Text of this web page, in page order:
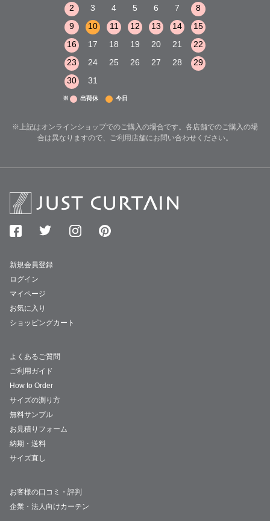
2
3 4 5 6 7
8
9
10 11 12 13 14
15
16
17 18 19 20 21
22
23
24 25 26 27 28
29
30
31
※ 出荷休 今日
※上記はオンラインショップでのご購入の場合です。各店舗でのご購入の場
合は異なりますので、ご利用店舗にお問い合わせください。
新規会員登録
ログイン
マイページ
お気に入り
ショッピングカート
よくあるご質問
ご利用ガイド
How to Order
サイズの測り方
無料サンプル
お見積りフォーム
納期・送料
サイズ直し
お客様の口コミ・評判
企業・法人向けカーテン